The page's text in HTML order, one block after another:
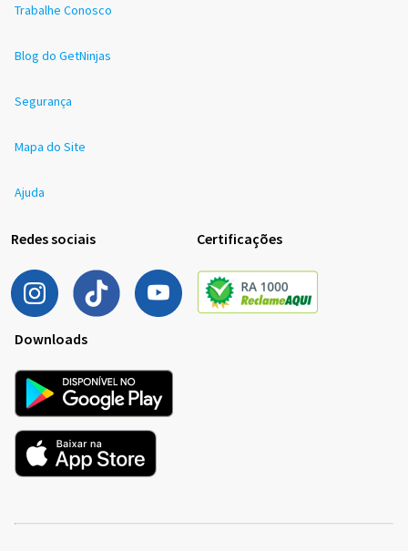
Trabalhe Conosco
Blog do GetNinjas
Segurança
Mapa do Site
Ajuda
Redes sociais Certificações
Downloads